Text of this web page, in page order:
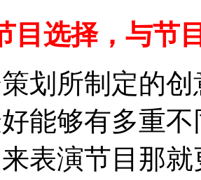
目选择，与节
划所制定的
能够有多重
表演节目那